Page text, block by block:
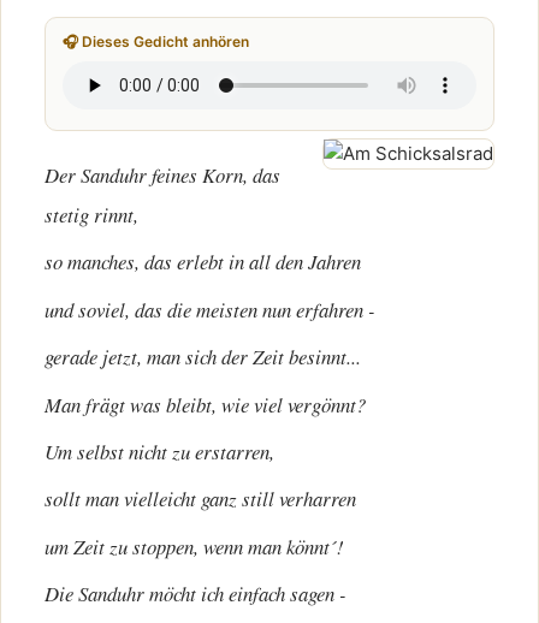
🎧 Dieses Gedicht anhören
Der Sanduhr feines Korn, das
stetig rinnt,
so manches, das erlebt in all den Jahren
und soviel, das die meisten nun erfahren -
gerade jetzt, man sich der Zeit besinnt...
Man frägt was bleibt, wie viel vergönnt?
Um selbst nicht zu erstarren,
sollt man vielleicht ganz still verharren
um Zeit zu stoppen, wenn man könnt´!
Die Sanduhr möcht ich einfach sagen -